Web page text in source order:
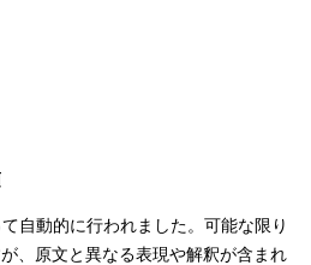
自動的に行われました。可能な限り
、原文と異なる表現や解釈が含まれ